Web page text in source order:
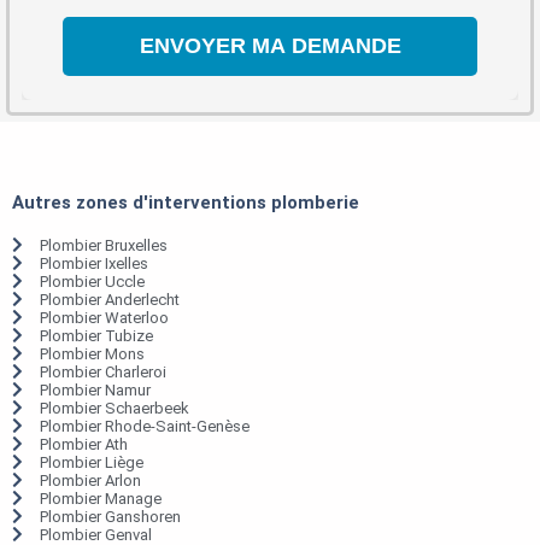
Autres zones d'interventions plomberie
Plombier Bruxelles
Plombier Ixelles
Plombier Uccle
Plombier Anderlecht
Plombier Waterloo
Plombier Tubize
Plombier Mons
Plombier Charleroi
Plombier Namur
Plombier Schaerbeek
Plombier Rhode-Saint-Genèse
Plombier Ath
Plombier Liège
Plombier Arlon
Plombier Manage
Plombier Ganshoren
Plombier Genval